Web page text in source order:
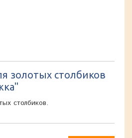
золотых столбиков
столбиков.